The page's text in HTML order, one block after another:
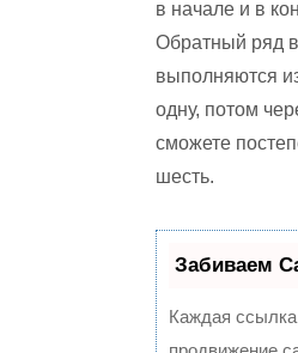
в начале и в
Обратный ряд
выполняются
одну, потом
сможете
шесть.
Забиваем
Каждая